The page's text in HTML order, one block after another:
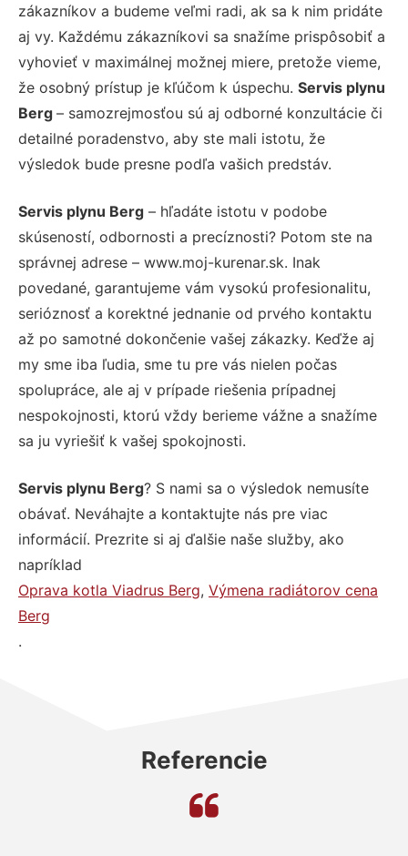
zákazníkov a budeme veľmi radi, ak sa k nim pridáte
aj vy. Každému zákazníkovi sa snažíme prispôsobiť a
vyhovieť v maximálnej možnej miere, pretože vieme,
že osobný prístup je kľúčom k úspechu. Servis plynu
Berg – samozrejmosťou sú aj odborné konzultácie či
detailné poradenstvo, aby ste mali istotu, že
výsledok bude presne podľa vašich predstáv.
Servis plynu Berg – hľadáte istotu v podobe
skúseností, odbornosti a precíznosti? Potom ste na
správnej adrese – www.moj-kurenar.sk. Inak
povedané, garantujeme vám vysokú profesionalitu,
serióznosť a korektné jednanie od prvého kontaktu
až po samotné dokončenie vašej zákazky. Keďže aj
my sme iba ľudia, sme tu pre vás nielen počas
spolupráce, ale aj v prípade riešenia prípadnej
nespokojnosti, ktorú vždy berieme vážne a snažíme
sa ju vyriešiť k vašej spokojnosti.
Servis plynu Berg? S nami sa o výsledok nemusíte
obávať. Neváhajte a kontaktujte nás pre viac
informácií. Prezrite si aj ďalšie naše služby, ako
napríklad
Oprava kotla Viadrus Berg, Výmena radiátorov cena
Berg
.
Referencie